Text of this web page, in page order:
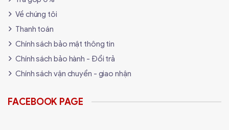
Về chúng tôi
Thanh toán
Chính sách bảo mật thông tin
Chính sách bảo hành - Đổi trả
Chính sách vận chuyển - giao nhận
FACEBOOK PAGE